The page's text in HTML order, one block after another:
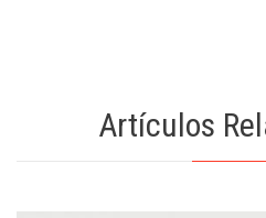
Artículos